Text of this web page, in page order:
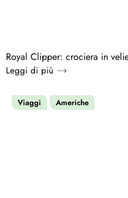
Royal Clipper: crociera in
Leggi di più
Viaggi Americhe